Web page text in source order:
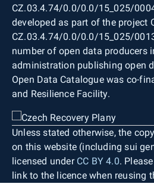
CZ.03.4.74/0.0/0.0/15_025/
developed as part of the project
CZ.03.4.74/0.0/0.0/15_025/
number of open data producers
administration publishing open
Open Data Catalogue was co-
and Resilience Facility.
Unless stated otherwise, the
on this website (including sui
licensed under CC BY 4.0.
link to the licence when reusing